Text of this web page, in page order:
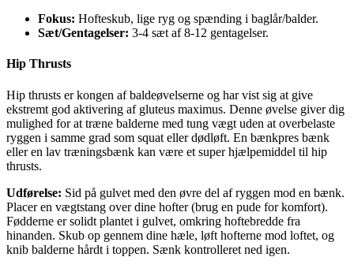
Fokus: Hofteskub, lige ryg og spænding i baglår/balder.
Sæt/Gentagelser: 3-4 sæt af 8-12 gentagelser.
Hip Thrusts
Hip thrusts er kongen af baldeøvelserne og har vist sig at give
ekstremt god aktivering af gluteus maximus. Denne øvelse giver dig
mulighed for at træne balderne med tung vægt uden at overbelaste
ryggen i samme grad som squat eller dødløft. En bænkpres bænk
eller en lav træningsbænk kan være et super hjælpemiddel til hip
thrusts.
Udførelse: Sid på gulvet med den øvre del af ryggen mod en bænk.
Placer en vægtstang over dine hofter (brug en pude for komfort).
Fødderne er solidt plantet i gulvet, omkring hoftebredde fra
hinanden. Skub op gennem dine hæle, løft hofterne mod loftet, og
knib balderne hårdt i toppen. Sænk kontrolleret ned igen.